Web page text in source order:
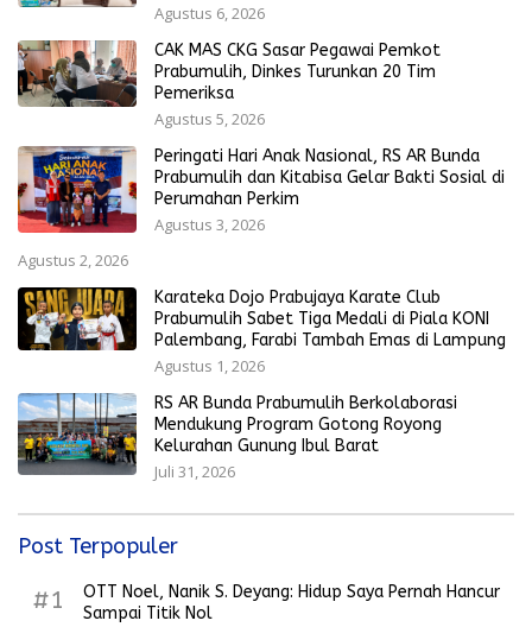
Agustus 6, 2026
CAK MAS CKG Sasar Pegawai Pemkot
Prabumulih, Dinkes Turunkan 20 Tim
Pemeriksa
Agustus 5, 2026
Peringati Hari Anak Nasional, RS AR Bunda
Prabumulih dan Kitabisa Gelar Bakti Sosial di
Perumahan Perkim
Agustus 3, 2026
Agustus 2, 2026
Karateka Dojo Prabujaya Karate Club
Prabumulih Sabet Tiga Medali di Piala KONI
Palembang, Farabi Tambah Emas di Lampung
Agustus 1, 2026
RS AR Bunda Prabumulih Berkolaborasi
Mendukung Program Gotong Royong
Kelurahan Gunung Ibul Barat
Juli 31, 2026
Post Terpopuler
#1
OTT Noel, Nanik S. Deyang: Hidup Saya Pernah Hancur
Sampai Titik Nol